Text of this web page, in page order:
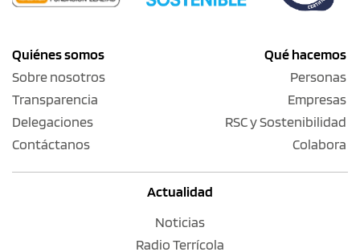
Quiénes somos
Sobre nosotros
Transparencia
Delegaciones
Contáctanos
Qué hacemos
Personas
Empresas
RSC y Sostenibilidad
Colabora
Actualidad
Noticias
Radio Terrícola